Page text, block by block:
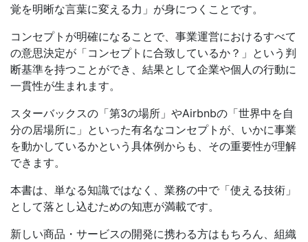
覚を明晰な言葉に変える力」が身につくことです。
コンセプトが明確になることで、事業運営におけるすべて
の意思決定が「コンセプトに合致しているか？」という判
断基準を持つことができ、結果として企業や個人の行動に
一貫性が生まれます。
スターバックスの「第3の場所」やAirbnbの「世界中を自
分の居場所に」といった有名なコンセプトが、いかに事業
を動かしているかという具体例からも、その重要性が理解
できます。
本書は、単なる知識ではなく、業務の中で「使える技術」
として落とし込むための知恵が満載です。
新しい商品・サービスの開発に携わる方はもちろん、組織